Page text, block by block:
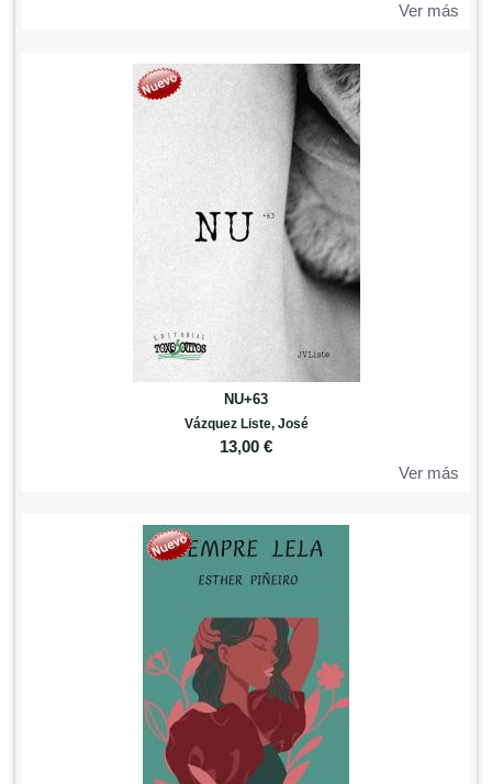
Ver más
NU+63
Vázquez Liste, José
13,00 €
Ver más